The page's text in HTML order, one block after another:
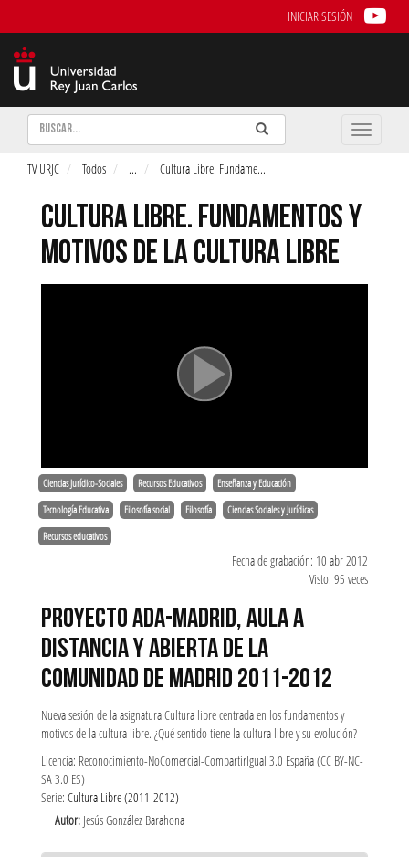
INICIAR SESIÓN
Buscar Enviar
Buscar
Toggle
TV URJC Todos ... Cultura Libre. Fundame...
CULTURA LIBRE. FUNDAMENTOS Y
MOTIVOS DE LA CULTURA LIBRE
Ciencias Jurídico-Sociales Recursos Educativos Enseñanza y Educación
Tecnología Educativa Filosofía social Filosofía Ciencias Sociales y Jurídicas
Recursos educativos
Fecha de grabación: 10 abr 2012
Visto: 95 veces
PROYECTO ADA-MADRID, AULA A
DISTANCIA Y ABIERTA DE LA
COMUNIDAD DE MADRID 2011-2012
Nueva sesión de la asignatura Cultura libre centrada en los fundamentos y
motivos de la cultura libre. ¿Qué sentido tiene la cultura libre y su evolución?
Licencia: Reconocimiento-NoComercial-CompartirIgual 3.0 España (CC BY-NC-
SA 3.0 ES)
Serie: Cultura Libre (2011-2012)
Autor: Jesús González Barahona